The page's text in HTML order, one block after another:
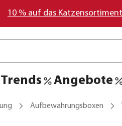
10 % auf das
Angebote
Aufbewahrungsboxen